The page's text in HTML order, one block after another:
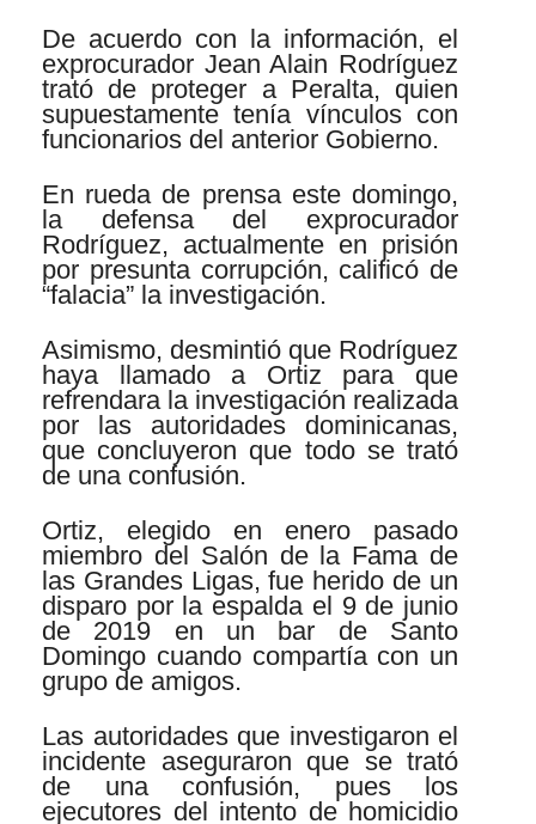
De acuerdo con la información, el
exprocurador Jean Alain Rodríguez
trató de proteger a Peralta, quien
supuestamente tenía vínculos con
funcionarios del anterior Gobierno.
En rueda de prensa este domingo,
la defensa del exprocurador
Rodríguez, actualmente en prisión
por presunta corrupción, calificó de
“falacia” la investigación.
Asimismo, desmintió que Rodríguez
haya llamado a Ortiz para que
refrendara la investigación realizada
por las autoridades dominicanas,
que concluyeron que todo se trató
de una confusión.
Ortiz, elegido en enero pasado
miembro del Salón de la Fama de
las Grandes Ligas, fue herido de un
disparo por la espalda el 9 de junio
de 2019 en un bar de Santo
Domingo cuando compartía con un
grupo de amigos.
Las autoridades que investigaron el
incidente aseguraron que se trató
de una confusión, pues los
ejecutores del intento de homicidio